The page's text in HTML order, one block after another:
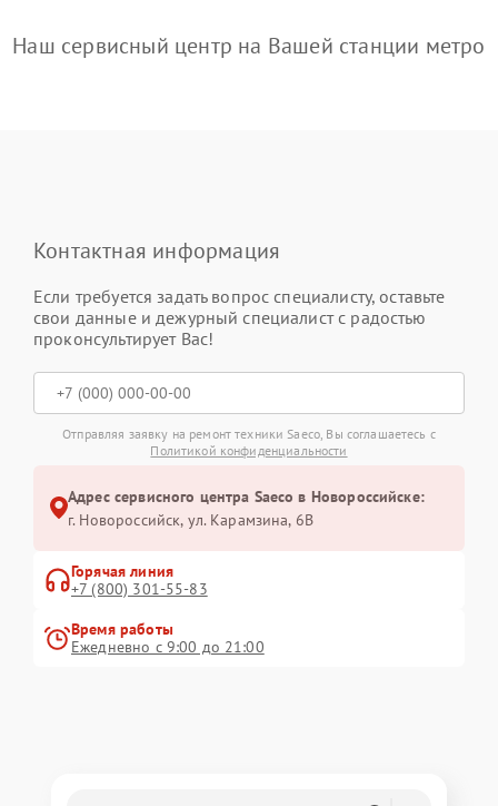
Наш сервисный центр на Вашей станции метро
Контактная информация
Если требуется задать вопрос специалисту, оставьте
свои данные и дежурный специалист с радостью
проконсультирует Вас!
Отправляя заявку на ремонт техники Saeco, Вы соглашаетесь с
Политикой конфиденциальности
Адрес сервисного центра Saeco в Новороссийске:
г. Новороссийск, ул. Карамзина, 6В
Горячая линия
+7 (800) 301-55-83
Время работы
Ежедневно с 9:00 до 21:00